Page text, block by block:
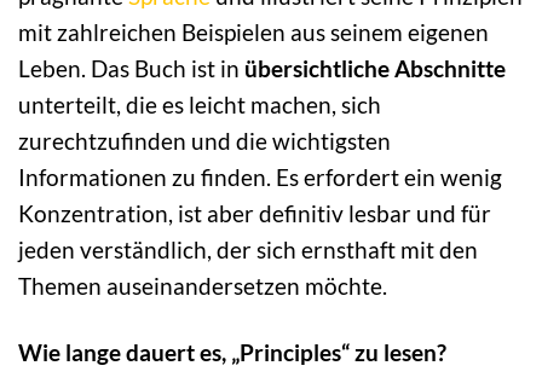
mit zahlreichen Beispielen aus seinem eigenen
Leben. Das Buch ist in übersichtliche Abschnitte
unterteilt, die es leicht machen, sich
zurechtzufinden und die wichtigsten
Informationen zu finden. Es erfordert ein wenig
Konzentration, ist aber definitiv lesbar und für
jeden verständlich, der sich ernsthaft mit den
Themen auseinandersetzen möchte.
Wie lange dauert es, „Principles“ zu lesen?